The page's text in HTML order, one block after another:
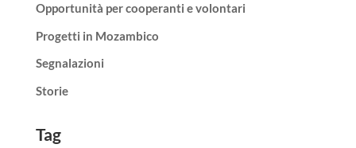
Opportunità per cooperanti e volontari
Progetti in Mozambico
Segnalazioni
Storie
Tag